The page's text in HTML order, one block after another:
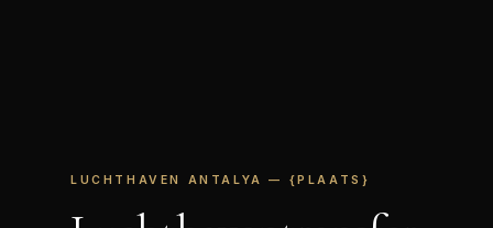
LUCHTHAVEN ANTALYA — {PLAATS}